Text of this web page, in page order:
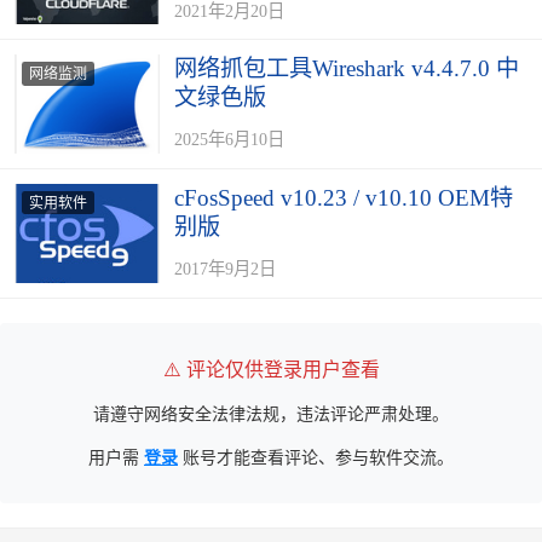
2021年2月20日
网络监测
网络抓包工具Wireshark v4.4.7.0 中
文绿色版
2025年6月10日
实用软件
cFosSpeed v10.23 / v10.10 OEM特
别版
2017年9月2日
⚠️ 评论仅供登录用户查看
请遵守网络安全法律法规，违法评论严肃处理。
用户需 登录 账号才能查看评论、参与软件交流。